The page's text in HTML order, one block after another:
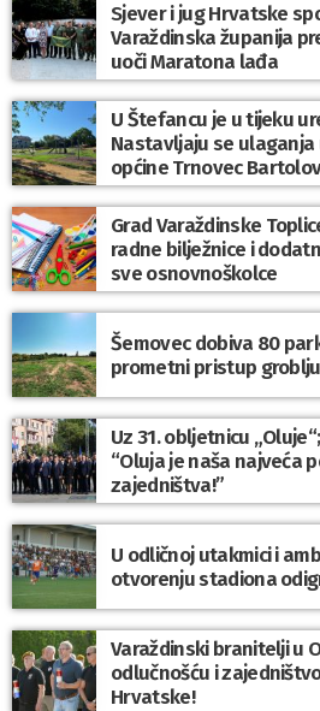
Sjever i jug Hrvatske
Varaždinska županija
uoči Maratona lađa
U Štefancu je u tijeku
Nastavljaju se
općine Trnovec
Grad Varaždinske
radne bilježnice i
sve osnovnoškolce
Šemovec dobiva 80
prometni pristup groblju
Uz 31. obljetnicu
“Oluja je naša najveća
zajedništva!”
U odličnoj utakmici i
otvorenju stadiona
Varaždinski branitelji u
odlučnošću i
Hrvatske!